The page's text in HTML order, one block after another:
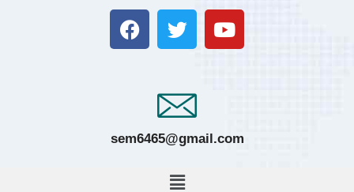
sem6465@gmail.com